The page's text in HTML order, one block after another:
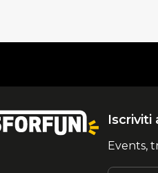
Iscriviti
Events,